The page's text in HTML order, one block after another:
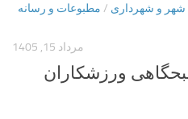
شهر و شهرداری / مطبوعات و رسانه
مرداد 15, 1405
ورزشکاران